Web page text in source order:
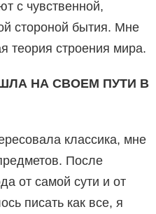
с чувственной,
стороной бытия. Мне
теория строения мира.
НА СВОЕМ ПУТИ В
классика, мне
После
от самой сути и от
писать как все, я